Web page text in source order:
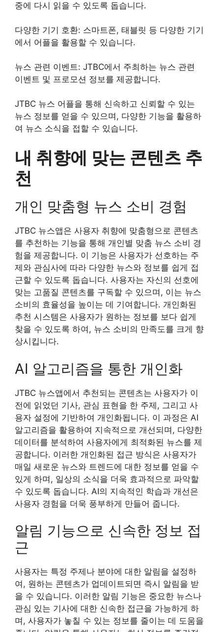
중에 다시 읽을 수 있도록 돕습니다.
다양한 기기 호환: 스마트폰, 태블릿 등 다양한 기기
에서 어플을 활용할 수 있습니다.
뉴스 관련 이벤트: JTBC에서 주최하는 뉴스 관련
이벤트 및 프로모션 정보를 제공합니다.
JTBC 뉴스 어플을 통해 신속하고 신뢰할 수 있는
뉴스 정보를 얻을 수 있으며, 다양한 기능을 활용하
여 뉴스 소식을 접할 수 있습니다.
내 취향에 맞는 콘텐츠 추
천
개인 맞춤형 뉴스 소비 경험
JTBC 뉴스앱은 사용자 취향에 맞춤형으로 콘텐츠
를 추천하는 기능을 통해 개인별 맞춤 뉴스 소비 경
험을 제공합니다. 이 기능은 사용자가 선호하는 주
제와 관심사에 따라 다양한 뉴스와 정보를 쉽게 접
근할 수 있도록 돕습니다. 사용자는 자신의 선호에
맞는 고품질 콘텐츠를 구독할 수 있으며, 이는 뉴스
소비의 효율성을 높이는 데 기여합니다. 개인화된
추천 시스템은 사용자가 원하는 정보를 보다 쉽게
찾을 수 있도록 하여, 뉴스 소비의 만족도를 크게 향
상시킵니다.
AI 알고리즘을 통한 개인화
JTBC 뉴스앱에서 추천되는 콘텐츠는 사용자가 이
전에 읽었던 기사, 관심 표현을 한 주제, 그리고 사
용자 설정에 기반하여 개인화됩니다. 이 과정은 AI
알고리즘을 활용하여 지속적으로 개선되며, 다양한
데이터를 분석하여 사용자에게 최적화된 뉴스를 제
공합니다. 이러한 개인화된 접근 방식은 사용자가
매일 새로운 뉴스와 트렌드에 대한 정보를 얻을 수
있게 하며, 일상의 소식을 더욱 효과적으로 파악할
수 있도록 돕습니다. AI의 지속적인 학습과 개선은
사용자 경험을 더욱 풍부하게 만들어 줍니다.
알림 기능으로 신속한 정보 접
근
사용자는 특정 주제나 분야에 대한 알림을 설정하
여, 원하는 콘텐츠가 업데이트되면 즉시 알림을 받
을 수 있습니다. 이러한 알림 기능은 중요한 뉴스나
관심 있는 기사에 대한 신속한 접근을 가능하게 하
며, 사용자가 놓칠 수 있는 정보를 줄이는 데 도움을